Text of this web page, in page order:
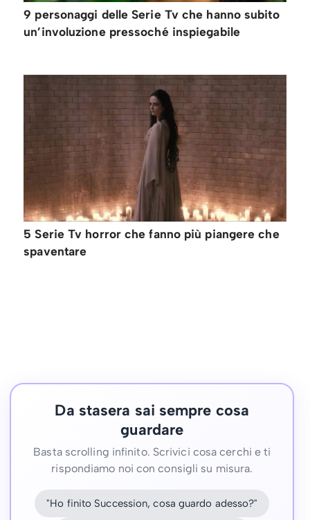
9 personaggi delle Serie Tv che hanno subito
un’involuzione pressoché inspiegabile
5 Serie Tv horror che fanno più piangere che
spaventare
Da stasera sai sempre cosa
guardare
Basta scrolling infinito. Scrivici cosa cerchi e ti
rispondiamo noi con consigli su misura.
"Ho finito Succession, cosa guardo adesso?"